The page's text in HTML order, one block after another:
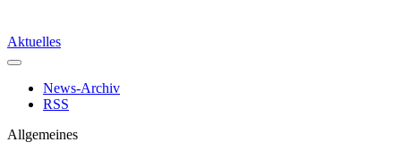
Aktuelles
News-Archiv
RSS
Allgemeines